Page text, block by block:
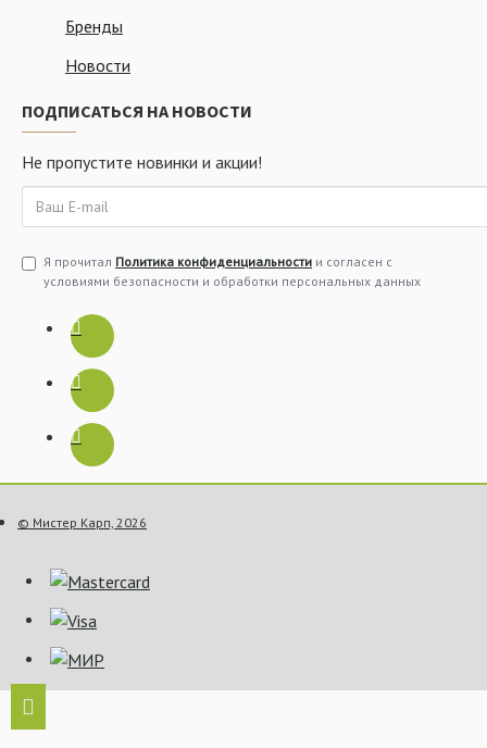
Бренды
Новости
ПОДПИСАТЬСЯ НА НОВОСТИ
Не пропустите новинки и акции!
Я прочитал Политика конфиденциальности и согласен с
условиями безопасности и обработки персональных данных
© Мистер Карп, 2026